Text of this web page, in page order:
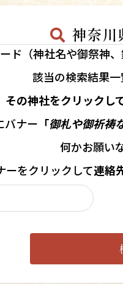
神奈川
ド（神社名や御祭神、
該当の検索結果一
その神社をクリックし
ナー 「御札や御祈祷
何かお願い
ーをクリックして連絡